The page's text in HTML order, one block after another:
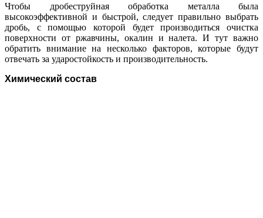
Чтобы дробеструйная обработка металла была
высокоэффективной и быстрой, следует правильно выбрать
дробь, с помощью которой будет производиться очистка
поверхности от ржавчины, окалин и налета. И тут важно
обратить внимание на несколько факторов, которые будут
отвечать за ударостойкость и производительность.
Химический состав